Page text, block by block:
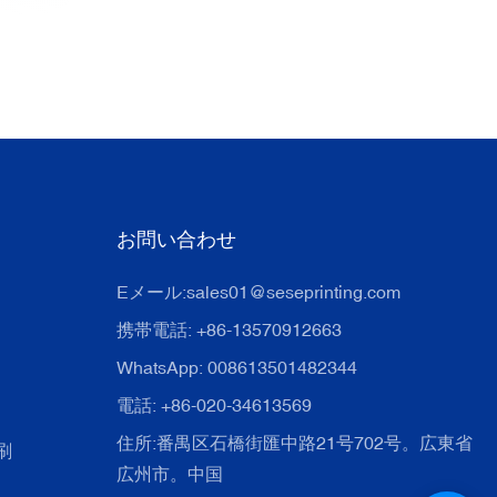
お問い合わせ
Eメール:sales01@seseprinting.com
携帯電話: +86-13570912663
WhatsApp: 008613501482344
電話: +86-020-34613569
住所:番禺区石橋街匯中路21号702号。広東省
広州市。中国